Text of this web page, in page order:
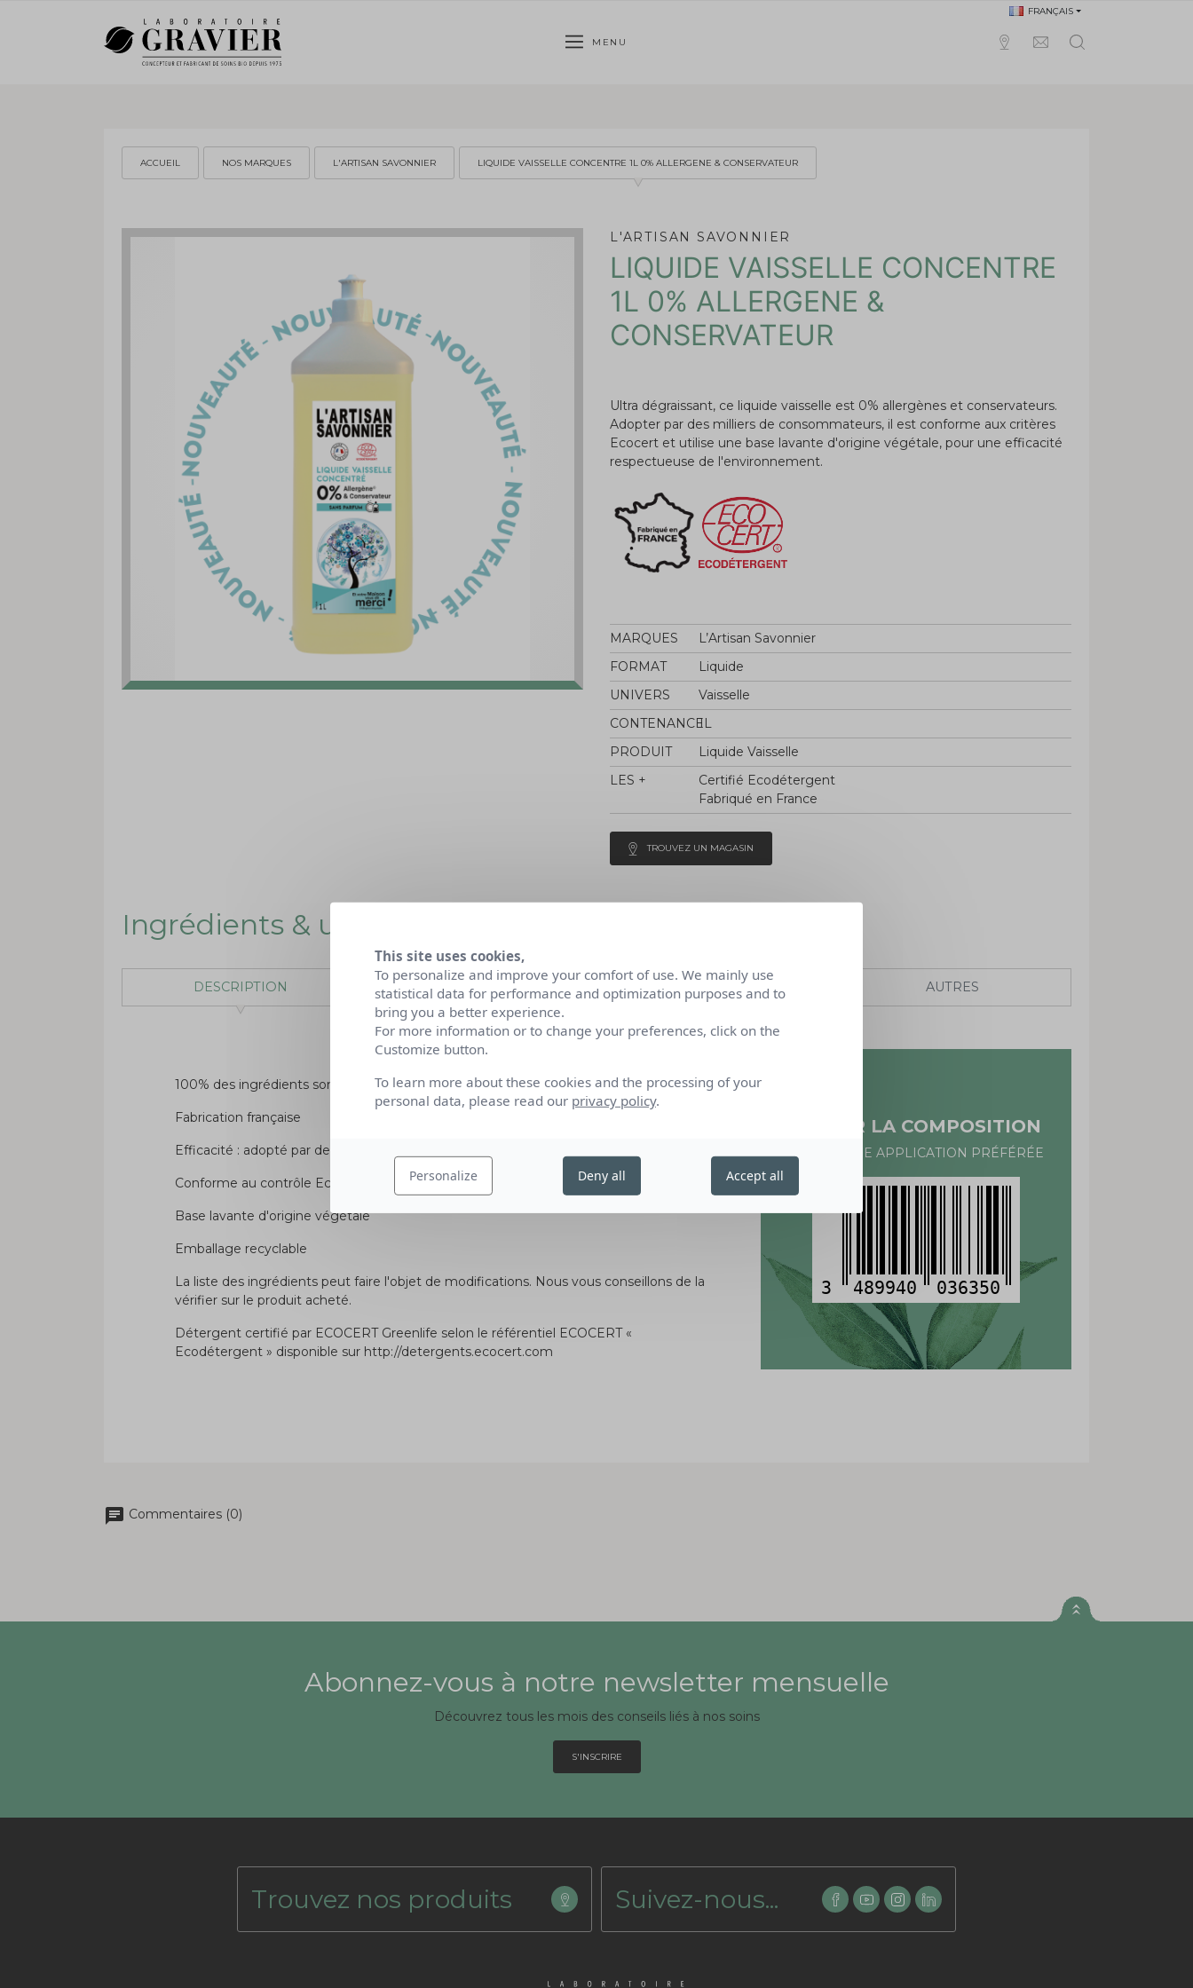
FRANÇAIS
MENU
ACCUEIL NOS MARQUES L'ARTISAN SAVONNIER LIQUIDE VAISSELLE CONCENTRE 1L 0% ALLERGENE & CONSERVATEUR
L'ARTISAN SAVONNIER
LIQUIDE VAISSELLE CONCENTRE
1L 0% ALLERGENE &
CONSERVATEUR
Ultra dégraissant, ce liquide vaisselle est 0% allergènes et conservateurs.
Adopter par des milliers de consommateurs, il est conforme aux critères
Ecocert et utilise une base lavante d'origine végétale, pour une efficacité
respectueuse de l'environnement.
MARQUES
L’Artisan Savonnier
FORMAT
Liquide
UNIVERS
Vaisselle
CONTENANCE1L
PRODUIT
Liquide Vaisselle
LES +
Certifié Ecodétergent
Fabriqué en France
TROUVEZ UN MAGASIN
Ingrédients & utilisation
DESCRIPTION ACTIFS UTILISATION AUTRES
100% des ingrédients sont d'origine naturelle.
Fabrication française
Efficacité : adopté par des milliers de consommateurs
Conforme au contrôle Ecocert
Base lavante d'origine végétale
Emballage recyclable
La liste des ingrédients peut faire l'objet de modifications. Nous vous conseillons de la
vérifier sur le produit acheté.
Détergent certifié par ECOCERT Greenlife selon le référentiel ECOCERT «
Ecodétergent » disponible sur http://detergents.ecocert.com
TESTER LA COMPOSITION
AVEC VOTRE APPLICATION PRÉFÉRÉE
3 489940 036350
chat Commentaires (0)
Abonnez-vous à notre newsletter mensuelle
Découvrez tous les mois des conseils liés à nos soins
S'INSCRIRE
Trouvez nos produits Suivez-nous...
This site uses cookies,
To personalize and improve your comfort of use. We mainly use
statistical data for performance and optimization purposes and to
bring you a better experience.
For more information or to change your preferences, click on the
Customize button.
To learn more about these cookies and the processing of your
personal data, please read our privacy policy.
Personalize Deny all Accept all